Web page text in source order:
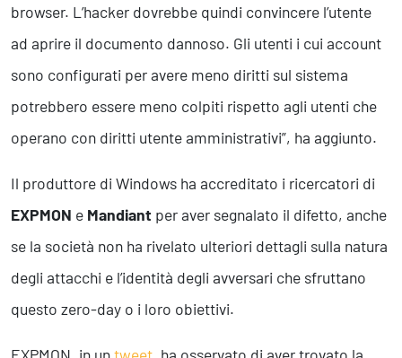
browser. L’hacker dovrebbe quindi convincere l’utente
ad aprire il documento dannoso. Gli utenti i cui account
sono configurati per avere meno diritti sul sistema
potrebbero essere meno colpiti rispetto agli utenti che
operano con diritti utente amministrativi”, ha aggiunto.
Il produttore di Windows ha accreditato i ricercatori di
EXPMON e Mandiant per aver segnalato il difetto, anche
se la società non ha rivelato ulteriori dettagli sulla natura
degli attacchi e l’identità degli avversari che sfruttano
questo zero-day o i loro obiettivi.